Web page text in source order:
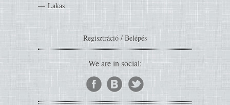
Lakas
Regisztráció / Belépés
We are in social: